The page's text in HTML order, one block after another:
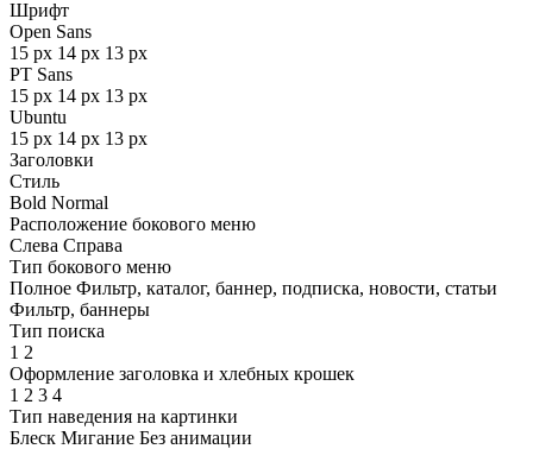
Шрифт
Open Sans
15 px 14 px 13 px
PT Sans
15 px 14 px 13 px
Ubuntu
15 px 14 px 13 px
Заголовки
Стиль
Bold Normal
Расположение бокового меню
Слева Справа
Тип бокового меню
Полное Фильтр, каталог, баннер, подписка, новости, статьи
Фильтр, баннеры
Тип поиска
1 2
Оформление заголовка и хлебных крошек
1 2 3 4
Тип наведения на картинки
Блеск Мигание Без анимации